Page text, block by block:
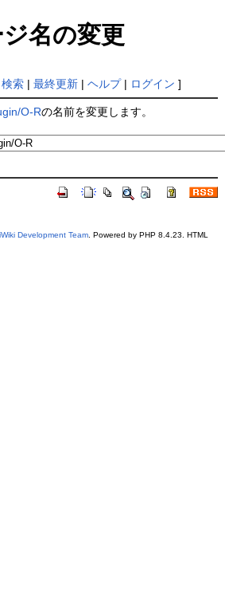
名の変更
検索| 最終更新| ヘルプ| ログイン ]
O-Rの名前を変更します。
Development Team. Powered by PHP 8.4.23. HTML